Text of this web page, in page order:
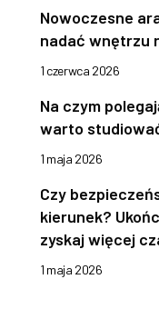
Nowoczesne
nadać wnętrzu
1 czerwca 2026
Na czym
warto
1 maja 2026
Czy
kierunek?
zyskaj więcej
1 maja 2026